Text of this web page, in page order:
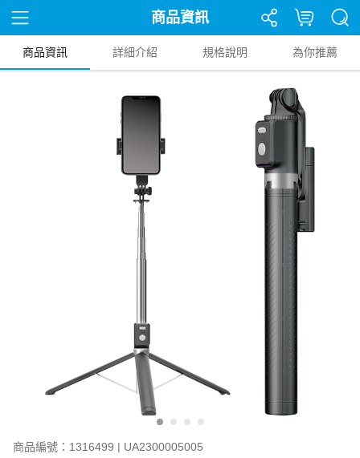
商品資訊
商品資訊 詳細介紹 規格說明 為你推薦
商品編號：1316499 | UA2300005005